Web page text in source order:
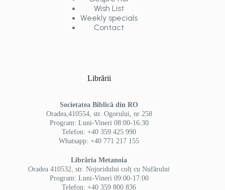
Wish List
Weekly specials
Contact
Librării
Societatea Biblică din RO
Oradea,410554, str. Ogorului, nr 258
Program: Luni-Vineri 08:00-16:30
Telefon: +40 359 425 990
Whatsapp: +40 771 217 155
Librăria Metanoia
Oradea 410532, str. Nojoridului colț cu Nufărului
Program: Luni-Vineri 09:00-17:00
Telefon: +40 359 800 836